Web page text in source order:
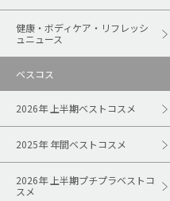
健康・ボディケア・リフレッシ
ュニュース
ベスコス
2026年 上半期ベストコスメ
2025年 年間ベストコスメ
2026年 上半期プチプラベストコ
スメ